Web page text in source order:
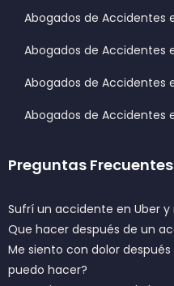
Abogados de Accidentes
Abogados de Accidentes
Abogados de Accidentes
Abogados de Accidentes
Preguntas Frecuentes
Sufrí un accidente en Uber
Que hacer después de un
Me siento con dolor
puedo hacer?